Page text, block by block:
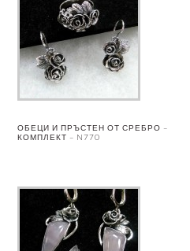
ОБЕЦИ И ПРЪСТЕН ОТ СРЕБРО –
КОМПЛЕКТ – N770